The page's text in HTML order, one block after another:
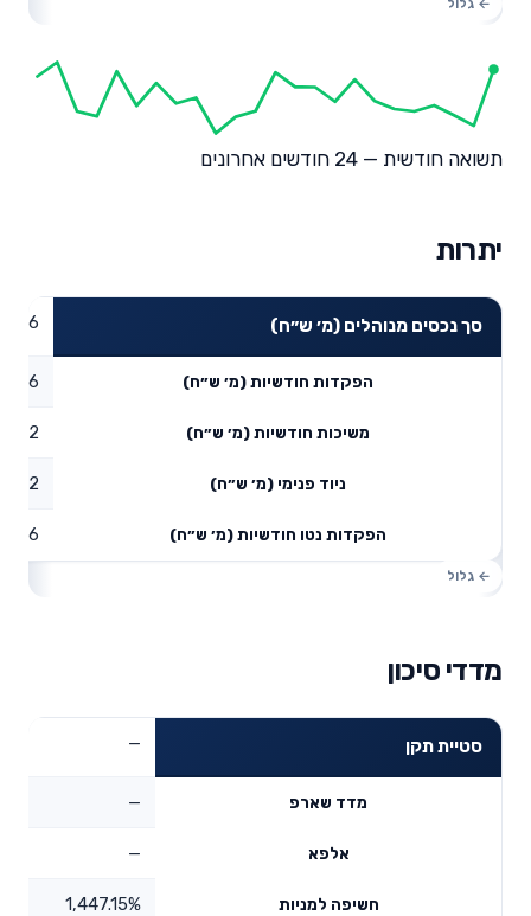
תשואה חודשית — 24 חודשים אחרונים
יתרות
סך נכסים מנוהלים (מ׳ ש״ח)
הפקדות חודשיות (מ׳ ש״ח)
משיכות חודשיות (מ׳ ש״ח) 1.62
ניוד פנימי (מ׳ ש״ח)
הפקדות נטו חודשיות (מ׳ ש״ח)
מדדי סיכון
סטיית תקן —
מדד שארפ —
אלפא —
חשיפה למניות 1,447.15%